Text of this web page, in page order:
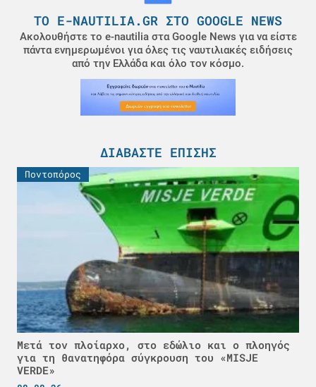
ΤΟ E-NAUTILIA.GR ΣΤΟ GOOGLE NEWS
Ακολουθήστε το e-nautilia στα Google News για να είστε
πάντα ενημερωμένοι για όλες τις ναυτιλιακές ειδήσεις
από την Ελλάδα και όλο τον κόσμο.
ΔΙΑΒΆΣΤΕ ΕΠΊΣΗΣ
Ποντοπόρος
Μετά τον πλοίαρχο, στο εδώλιο και ο πλοηγός
για τη θανατηφόρα σύγκρουση του «MISJE
VERDE»